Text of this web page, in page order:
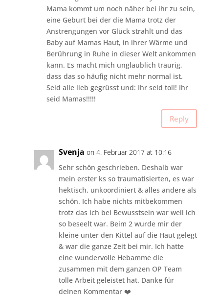
Mama kommt um noch näher bei ihr zu sein,
eine Geburt bei der die Mama trotz der
Anstrengungen vor Glück strahlt und das
Baby auf Mamas Haut, in ihrer Wärme und
Berührung in Ruhe in dieser Welt ankommen
kann. Es macht mich unglaublich traurig,
dass das so häufig nicht mehr normal ist.
Seid alle lieb gegrüsst und: Ihr seid toll! Ihr
seid Mamas!!!!!
Reply
Svenja on 4. Februar 2017 at 10:16
Sehr schön geschrieben. Deshalb war
mein erster ks so traumatisierten, es war
hektisch, unkoordiniert & alles andere als
schön. Ich habe nichts mitbekommen
trotz das ich bei Bewusstsein war weil ich
so beseelt war. Beim 2 wurde mir der
kleine unter den Kittel auf die Haut gelegt
& war die ganze Zeit bei mir. Ich hatte
eine wundervolle Hebamme die
zusammen mit dem ganzen OP Team
tolle Arbeit geleistet hat. Danke für
deinen Kommentar ❤️